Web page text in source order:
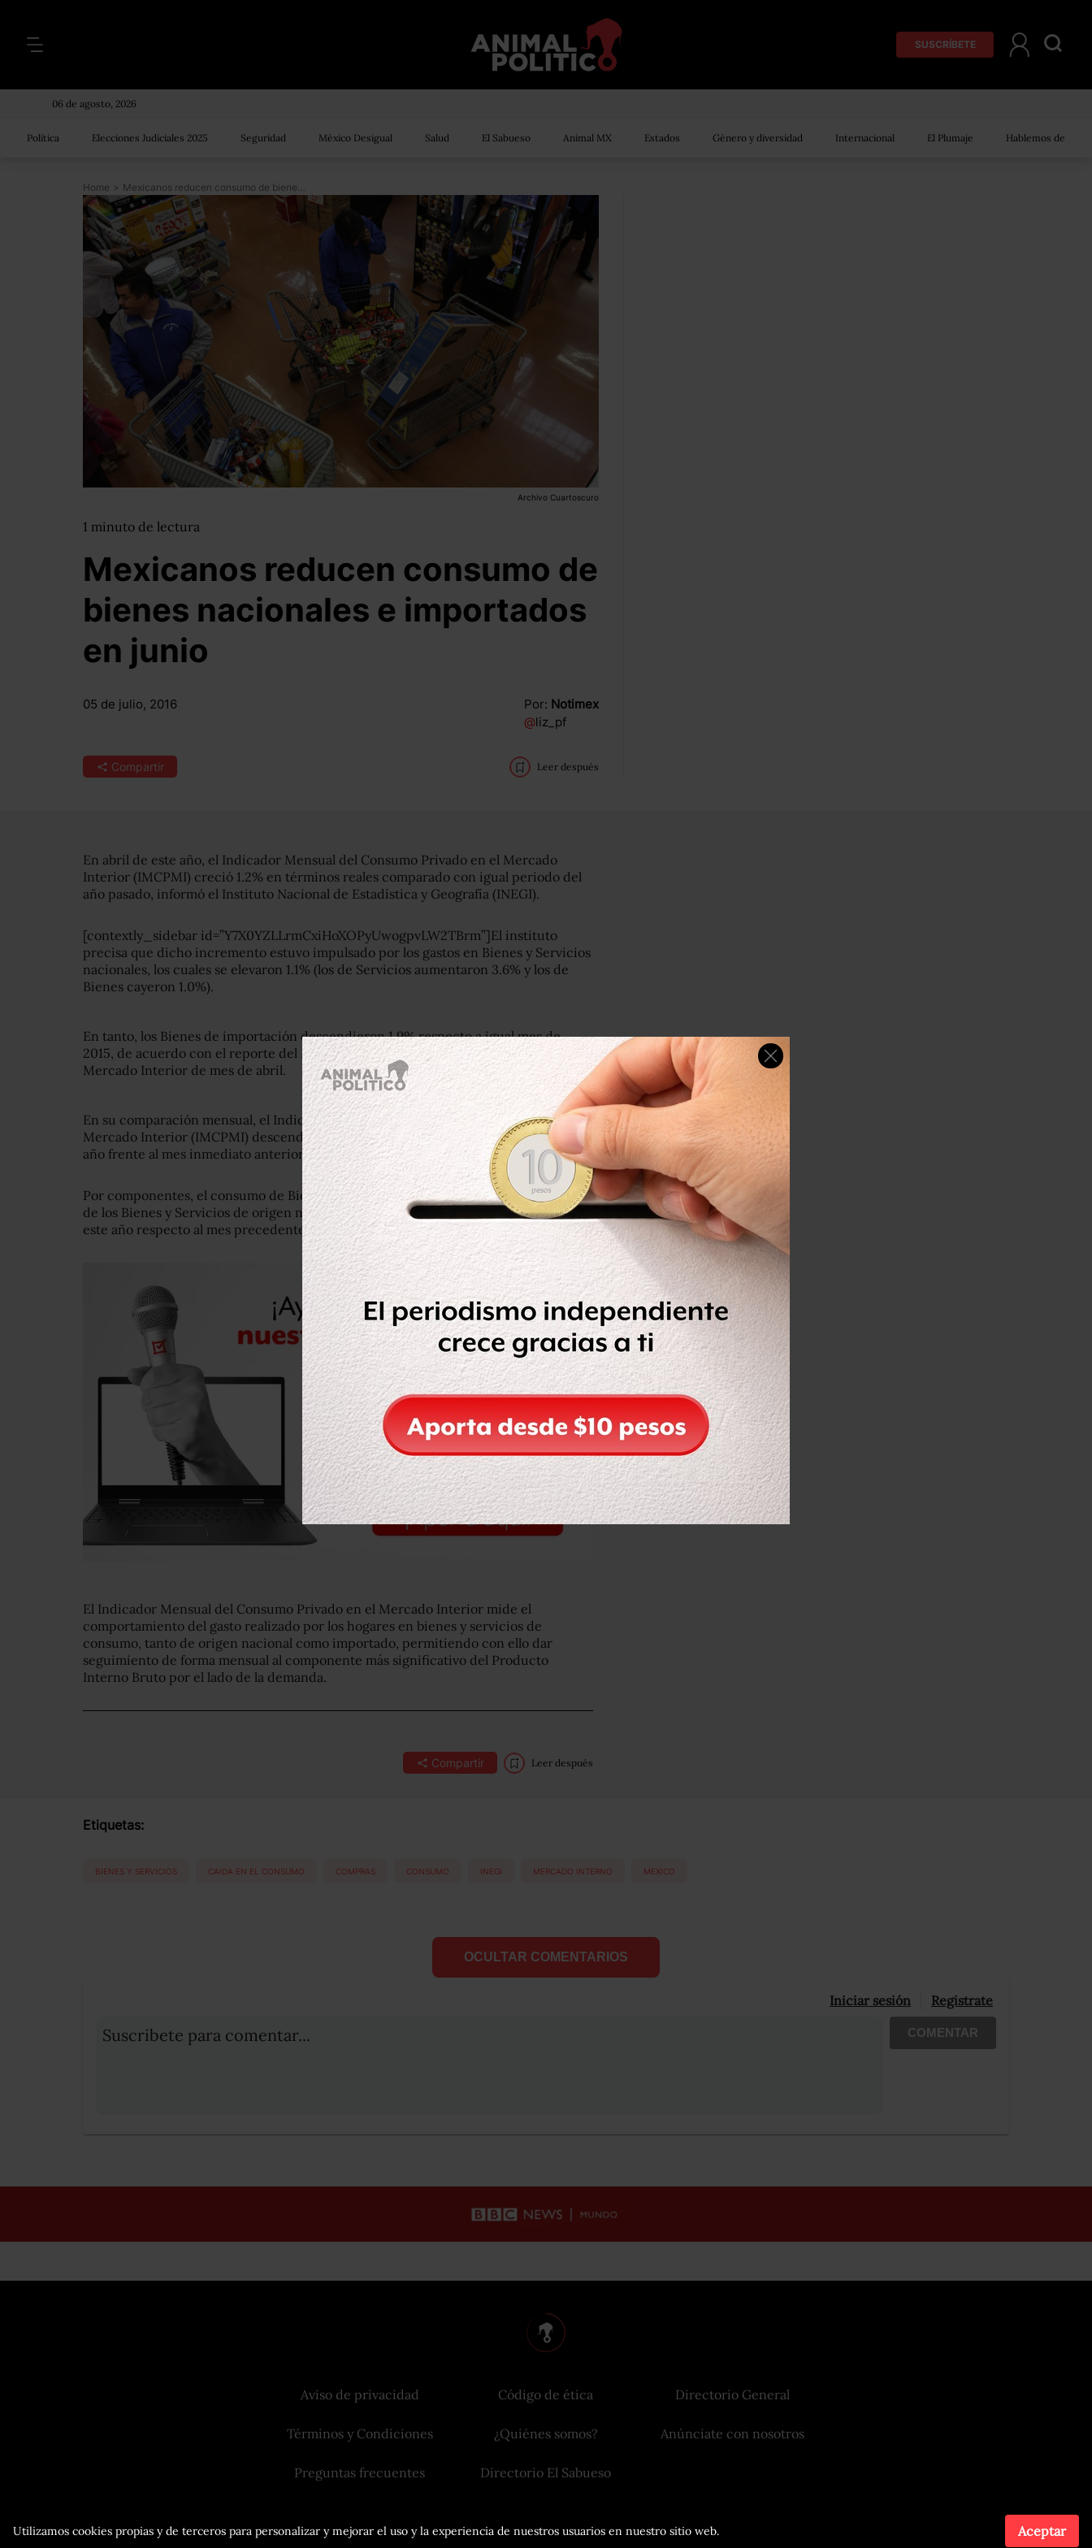
SUSCRÍBETE
06 de agosto, 2026
Política Elecciones Judiciales 2025 Seguridad México Desigual Salud El Sabueso Animal MX Estados Género y diversidad Internacional El Plumaje Hablemos de
Home > Mexicanos reducen consumo de bienes nacionales e importados en junio
Archivo Cuartoscuro
1 minuto de lectura
Mexicanos reducen consumo de
bienes nacionales e importados
en junio
05 de julio, 2016 Por: Notimex
@liz_pf
Compartir Leer después
En abril de este año, el Indicador Mensual del Consumo Privado en el Mercado
Interior (IMCPMI) creció 1.2% en términos reales comparado con igual periodo del
año pasado, informó el Instituto Nacional de Estadística y Geografía (INEGI).
[contextly_sidebar id=”Y7X0YZLLrmCxiHoXOPyUwogpvLW2TBrm”]El instituto
precisa que dicho incremento estuvo impulsado por los gastos en Bienes y Servicios
nacionales, los cuales se elevaron 1.1% (los de Servicios aumentaron 3.6% y los de
Bienes cayeron 1.0%).
En tanto, los Bienes de importación descendieron 1.9% respecto a igual mes de
2015, de acuerdo con el reporte del Indicador Mensual del Consumo Privado en el
Mercado Interior de mes de abril.
En su comparación mensual, el Indicador Mensual del Consumo Privado en el
Mercado Interior (IMCPMI) descendió en términos reales 2.2% en el cuarto mes del
año frente al mes inmediato anterior, con cifras desestacionalizadas.
Por componentes, el consumo de Bienes de origen importado disminuyó 6.1% y el
de los Bienes y Servicios de origen nacional retrocedió 2.2% en el cuarto mes de
este año respecto al mes precedente, según datos ajustados por estacionalidad.
El Indicador Mensual del Consumo Privado en el Mercado Interior mide el
comportamiento del gasto realizado por los hogares en bienes y servicios de
consumo, tanto de origen nacional como importado, permitiendo con ello dar
seguimiento de forma mensual al componente más significativo del Producto
Interno Bruto por el lado de la demanda.
Compartir Leer después
Etiquetas:
BIENES Y SERVICIOS CAIDA EN EL CONSUMO COMPRAS CONSUMO INEGI MERCADO INTERNO MEXICO
OCULTAR COMENTARIOS
Iniciar sesión Registrate
Suscribete para comentar... COMENTAR
Utilizamos cookies propias y de terceros para personalizar y mejorar el uso y la experiencia de nuestros usuarios en nuestro sitio web. Aceptar
Aviso de privacidad
Términos y Condiciones
Preguntas frecuentes
Código de ética
¿Quiénes somos?
Directorio El Sabueso
Directorio General
Anúnciate con nosotros